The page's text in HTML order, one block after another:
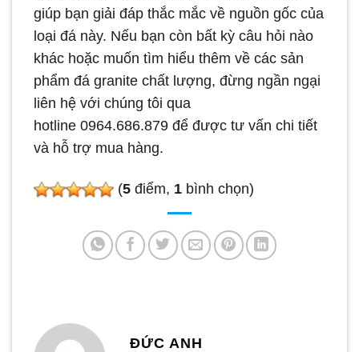
giúp bạn giải đáp thắc mắc về nguồn gốc của
loại đá này. Nếu bạn còn bất kỳ câu hỏi nào
khác hoặc muốn tìm hiểu thêm về các sản
phẩm đá granite chất lượng, đừng ngần ngại
liên hệ với chúng tôi qua
hotline 0964.686.879 để được tư vấn chi tiết
và hỗ trợ mua hàng.
(5 điểm, 1 bình chọn)
ĐỨC ANH